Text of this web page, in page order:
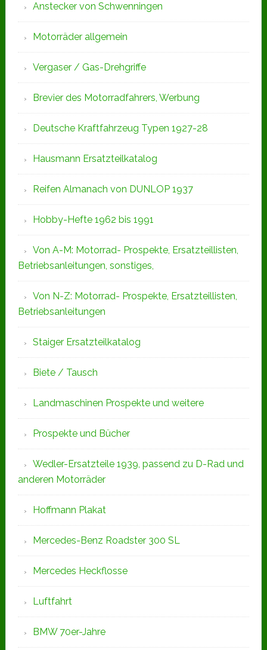
Anstecker von Schwenningen
Motorräder allgemein
Vergaser / Gas-Drehgriffe
Brevier des Motorradfahrers, Werbung
Deutsche Kraftfahrzeug Typen 1927-28
Hausmann Ersatzteilkatalog
Reifen Almanach von DUNLOP 1937
Hobby-Hefte 1962 bis 1991
Von A-M: Motorrad- Prospekte, Ersatzteillisten,
Betriebsanleitungen, sonstiges,
Von N-Z: Motorrad- Prospekte, Ersatzteillisten,
Betriebsanleitungen
Staiger Ersatzteilkatalog
Biete / Tausch
Landmaschinen Prospekte und weitere
Prospekte und Bücher
Wedler-Ersatzteile 1939, passend zu D-Rad und
anderen Motorräder
Hoffmann Plakat
Mercedes-Benz Roadster 300 SL
Mercedes Heckflosse
Luftfahrt
BMW 70er-Jahre